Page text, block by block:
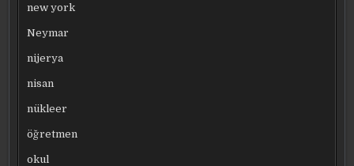
new york
Neymar
nijerya
nisan
nükleer
öğretmen
okul